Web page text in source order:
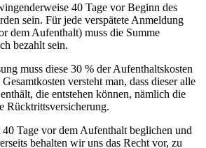
40 Tage vor Beginn des
sein. Für jede verspätete Anmeldung
dem Aufenthalt) muss die Summe
bezahlt sein.
muss diese 30 % der Aufenthaltskosten
versteht man, dass dieser alle
die entstehen können, nämlich die
Rücktrittsversicherung.
Tage vor dem Aufenthalt beglichen und
behalten wir uns das Recht vor, zu